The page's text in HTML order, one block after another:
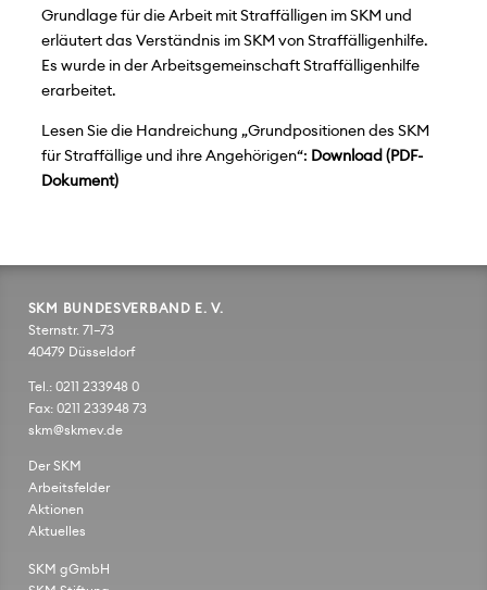
Grundlage für die Arbeit mit Straffälligen im SKM und
erläutert das Verständnis im SKM von Straffälligenhilfe.
Es wurde in der Arbeitsgemeinschaft Straffälligenhilfe
erarbeitet.
Lesen Sie die Handreichung „Grundpositionen des SKM
für Straffällige und ihre Angehörigen“: Download
SKM BUNDESVERBAND E. V.
Sternstr. 71–73
40479 Düsseldorf
Tel.: 0211 233948 0
Fax: 0211 233948 73
skm@skmev.de
Der SKM
Arbeitsfelder
Aktionen
Aktuelles
SKM gGmbH